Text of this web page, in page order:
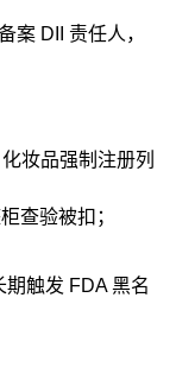
案 DII 责任人，
妆品强制注册列
查验被扣；
触发 FDA 黑名